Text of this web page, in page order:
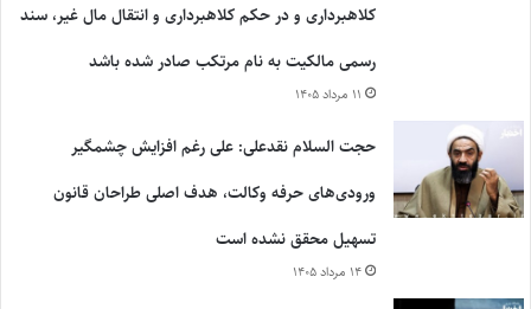
کلاهبرداری و در حکم کلاهبرداری و انتقال مال غیر، سند
رسمی مالکیت به نام مرتکب صادر شده باشد
۱۱ مرداد ۱۴۰۵
حجت السلام نقدعلی: علی رغم افزایش چشمگیر
ورودی‌های حرفه وکالت، هدف اصلی طراحان قانون
تسهیل محقق نشده است
۱۴ مرداد ۱۴۰۵